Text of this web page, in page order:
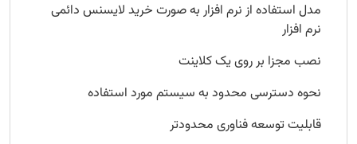
مدل استفاده از نرم‌ افزار به صورت خرید لایسنس دائمی
نرم افزار
نصب مجزا بر روی یک کلاینت
نحوه دسترسی محدود به سیستم مورد استفاده
قابلیت توسعه فناوری محدودتر